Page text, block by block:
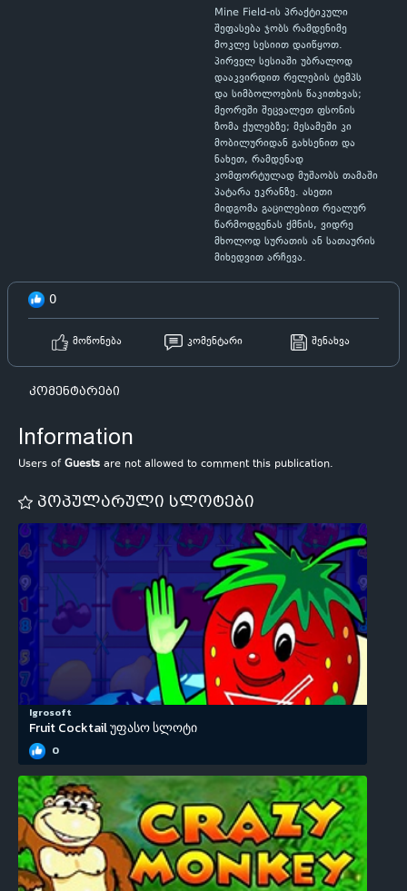
Mine Field-ის პრაქტიკული
შეფასება ჯობს რამდენიმე
მოკლე სესიით დაიწყოთ.
პირველ სესიაში უბრალოდ
დააკვირდით რელების ტემპს
და სიმბოლოების წაკითხვას;
მეორეში შეცვალეთ ფსონის
ზომა ქულებზე; მესამეში კი
მობილურიდან გახსენით და
ნახეთ, რამდენად
კომფორტულად მუშაობს თამაში
პატარა ეკრანზე. ასეთი
მიდგომა გაცილებით რეალურ
წარმოდგენას ქმნის, ვიდრე
მხოლოდ სურათის ან სათაურის
მიხედვით არჩევა.
0
მოწონება კომენტარი შენახვა
კომენტარები
Information
Users ofGuests are not allowed to comment this publication.
პოპულარული სლოტები
Igrosoft
Fruit Cocktail უფასო სლოტი
0